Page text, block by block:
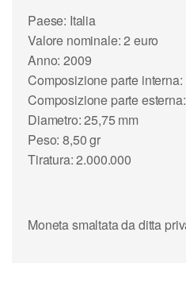
Paese: Italia
Valore nominale: 2 euro
Anno: 2009
Composizione parte
Composizione parte
Diametro: 25,75 mm
Peso: 8,50 gr
Tiratura: 2.000.000
Moneta smaltata da ditta